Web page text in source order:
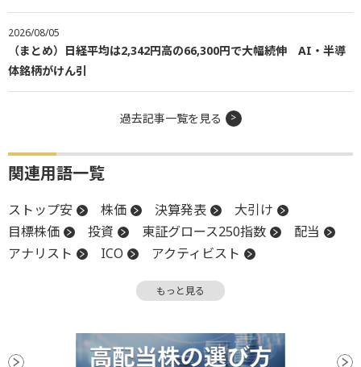
2026/08/05
（まとめ）日経平均は2,342円高の66,300円で大幅続伸 AI・半導
体銘柄がけん引
過去記事一覧を見る
関連用語一覧
ストップ安 株価 決算発表
大引け
目標株価
投資 東証グロース250指数
配当
アナリスト
ICO
アクティビスト
コンファレンスボード消費者信頼感指数
機関投資家 決算 後場
前引け
続伸 ファンド 安値
もっと見る